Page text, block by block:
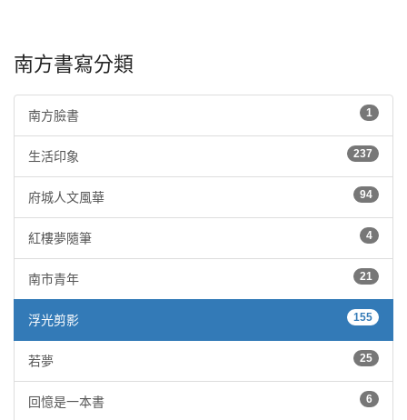
南方書寫分類
南方臉書 1
生活印象 237
府城人文風華 94
紅樓夢隨筆 4
南市青年 21
浮光剪影 155
若夢 25
回憶是一本書 6